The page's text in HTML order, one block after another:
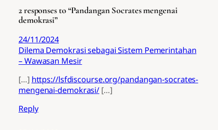
2 responses to “Pandangan Socrates mengenai
demokrasi”
24/11/2024
Dilema Demokrasi sebagai Sistem Pemerintahan
– Wawasan Mesir
[…] https://lsfdiscourse.org/pandangan-socrates-
mengenai-demokrasi/ […]
Reply